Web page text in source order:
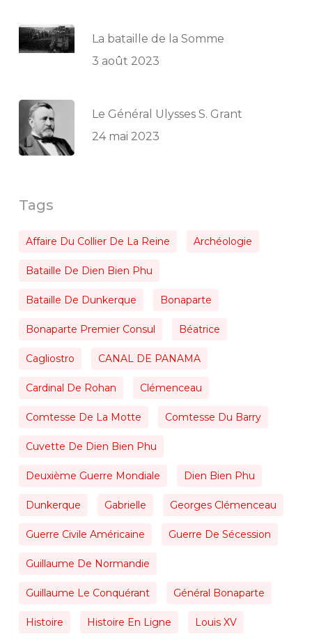
La bataille de la Somme
3 août 2023
Le Général Ulysses S. Grant
24 mai 2023
Tags
Affaire Du Collier De La Reine Archéologie
Bataille De Dien Bien Phu
Bataille De Dunkerque Bonaparte
Bonaparte Premier Consul Béatrice
Cagliostro CANAL DE PANAMA
Cardinal De Rohan Clémenceau
Comtesse De La Motte Comtesse Du Barry
Cuvette De Dien Bien Phu
Deuxième Guerre Mondiale Dien Bien Phu
Dunkerque Gabrielle Georges Clémenceau
Guerre Civile Américaine Guerre De Sécession
Guillaume De Normandie
Guillaume Le Conquérant Général Bonaparte
Histoire Histoire En Ligne Louis XV